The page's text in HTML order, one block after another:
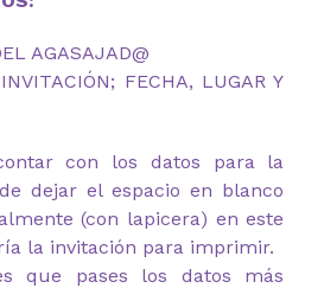
AGASAJAD@
FECHA, LUGAR Y
con los datos para la
dejar el espacio en blanco
(con lapicera) en este
la invitación para imprimir.
que pases los datos más